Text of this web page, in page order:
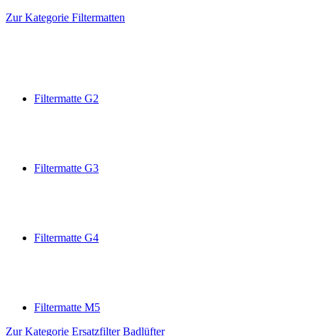
Zur Kategorie Filtermatten
Filtermatte G2
Filtermatte G3
Filtermatte G4
Filtermatte M5
Zur Kategorie Ersatzfilter Badlüfter